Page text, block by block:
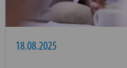
18.08.2025